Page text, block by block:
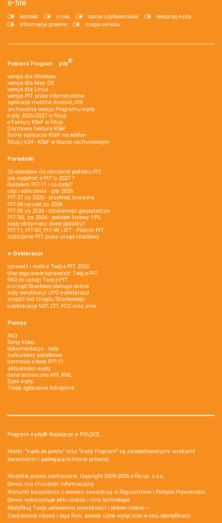
e-file
kontakt o nas opinie użytkowników
wesprzyj e-pity
informacje prawne
mapa serwisu
Pobierz Program e‑pity®
wersja dla Windows
wersja dla Mac OS
wersja dla Linux
wersja PIT przez internet online
aplikacje mobilne Android, iOS
archiwalna wersja Programu e-pity
e-pity 2026/2027 w fillup
e‑Faktury KSeF w fillup
Darmowa faktura KSeF
firmly aplikacja KSeF na telefon
fillup | k24 - KSeF w biurze rachunkowym
Poradniki
26 sposobów na obniżenie podatku PIT
jak wypełnić e-PIT'a 2027 ?
dostałem PIT-11 i co dalej?
ulgi i odliczenia - pity 2026
PIT-37 za 2026 - przykład, broszura
PIT-28 ryczałt za 2026
PIT-36 za 2026 - działalność gospodarcza
PIT-36L za 2026 - podatek liniowy 19%
kiedy otrzymasz zwrot podatku?
PIT-11, PIT-8C, PIT-4R i IFT - Płatnik PIT
rozliczenie PIT przez urząd skarbowy
e-Deklaracje
sprawdź i rozlicz Twój e PIT 2026
dlaczego warto sprawdzić Twój e-PIT
FAQ do usługi Twój e-PIT
e-Urząd Skarbowy obsługa online
kody weryfikacji UPO e-deklaracji
znajdź kod Urzędu Skarbowego
e-deklaracje VAT, CIT, PCC oraz inne
Pomoc
FAQ
filmy Video
dokumentacja - help
kalkulatory podatkowe
darmowy e-book PIT-11
aktualności e-pity
dane techniczne API, XML
Dysk e-pity
Twoje zgłoszenie lub opinia
Program e-pity® Najlepsze w POLSCE.
Marki: "e-pity po prostu" oraz "e-pity Program" są zarejestrowanymi znakami
towarowymi i podlegają ochronie prawnej.
Wszelkie prawa zastrzeżone. Copyright 2009-2026 e-file sp. z o.o.
Serwis ma charakter informacyjny.
Warunki korzystania z serwisu zawarte są w Regulaminie i Polityce Prywatności.
Serwis wykorzystuje pliki cookies i inne technologie.
Modyfikuj Twoje ustawienia prywatności i plików cookies »
Zastrzeżone nazwy i loga firm, zostały użyte wyłącznie w celu identyfikacji.